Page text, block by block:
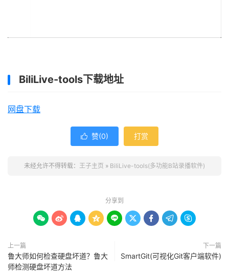
BiliLive-tools下载地址
网盘下载
 赞(0) 打赏
未经允许不得转载： 王子主页 » BiliLive-tools(多功能B站录播软件)
分享到
        
上一篇
鲁大师如何检查硬盘坏道？鲁大
师检测硬盘坏道方法
下一篇
SmartGit(可视化Git客户端软件)